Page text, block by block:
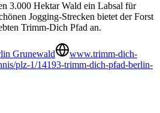
3.000 Hektar Wald ein Labsal für
Jogging-Strecken bietet der Forst
Trimm-Dich Pfad an.
Grunewald
www.trimm-dich-
plz-1/14193-trimm-dich-pfad-berlin-